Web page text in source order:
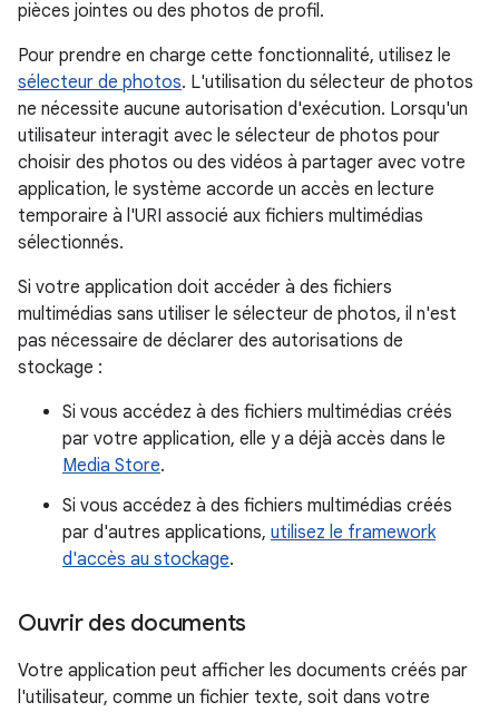
pièces jointes ou des photos de profil.
Pour prendre en charge cette fonctionnalité, utilisez le
sélecteur de photos. L'utilisation du sélecteur de photos
ne nécessite aucune autorisation d'exécution. Lorsqu'un
utilisateur interagit avec le sélecteur de photos pour
choisir des photos ou des vidéos à partager avec votre
application, le système accorde un accès en lecture
temporaire à l'URI associé aux fichiers multimédias
sélectionnés.
Si votre application doit accéder à des fichiers
multimédias sans utiliser le sélecteur de photos, il n'est
pas nécessaire de déclarer des autorisations de
stockage :
Si vous accédez à des fichiers multimédias créés
par votre application, elle y a déjà accès dans le
Media Store.
Si vous accédez à des fichiers multimédias créés
par d'autres applications, utilisez le framework
d'accès au stockage.
Ouvrir des documents
Votre application peut afficher les documents créés par
l'utilisateur, comme un fichier texte, soit dans votre